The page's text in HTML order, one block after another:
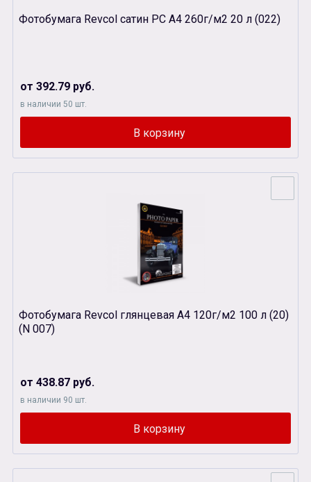
Фотобумага Revcol сатин PC А4 260г/м2 20 л (022)
от 392.79 руб.
в наличии 50 шт.
Фотобумага Revcol глянцевая А4 120г/м2 100 л (20)
(N 007)
от 438.87 руб.
в наличии 90 шт.